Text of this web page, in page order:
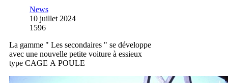
News
10 juillet 2024
1596
La gamme " Les secondaires " se développe
avec une nouvelle petite voiture à essieux
type CAGE A POULE